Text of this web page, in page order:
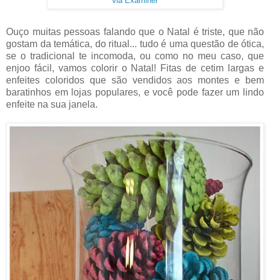
Ouço muitas pessoas falando que o Natal é triste, que não
gostam da temática, do ritual... tudo é uma questão de ótica,
se o tradicional te incomoda, ou como no meu caso, que
enjoo fácil, vamos colorir o Natal! Fitas de cetim largas e
enfeites coloridos que são vendidos aos montes e bem
baratinhos em lojas populares, e você pode fazer um lindo
enfeite na sua janela.